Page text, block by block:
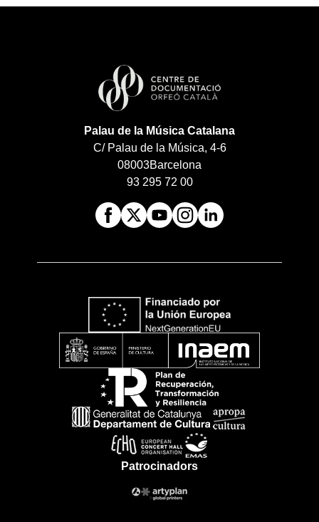
Palau de la Música Catalana
C/ Palau de la Música, 4-6
08003Barcelona
93 295 72 00
Patrocinadors